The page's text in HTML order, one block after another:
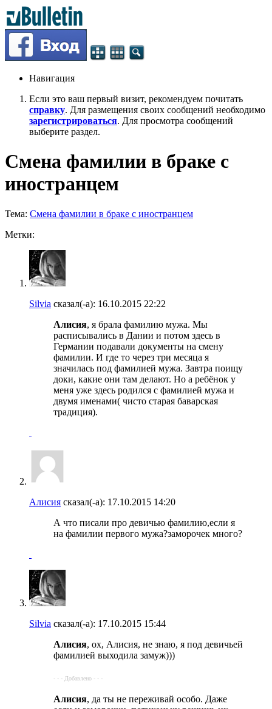
Навигация
Если это ваш первый визит, рекомендуем почитать
справку. Для размещения своих сообщений необходимо
зарегистрироваться. Для просмотра сообщений
выберите раздел.
Смена фамилии в браке с
иностранцем
Тема: Смена фамилии в браке с иностранцем
Метки:
Silvia сказал(-а): 16.10.2015 22:22
Алисия, я брала фамилию мужа. Мы
расписывались в Дании и потом здесь в
Германии подавали документы на смену
фамилии. И где то через три месяца я
значилась под фамилией мужа. Завтра поищу
доки, какие они там делают. Но а ребёнок у
меня уже здесь родился с фамилией мужа и
двумя именами( чисто старая баварская
традиция).
Алисия сказал(-а): 17.10.2015 14:20
А что писали про девичью фамилию,если я
на фамилии первого мужа?заморочек много?
Silvia сказал(-а): 17.10.2015 15:44
Алисия, ох, Алисия, не знаю, я под девичьей
фамилией выходила замуж)))
- - - Добавлено - - -
Алисия, да ты не переживай особо. Даже